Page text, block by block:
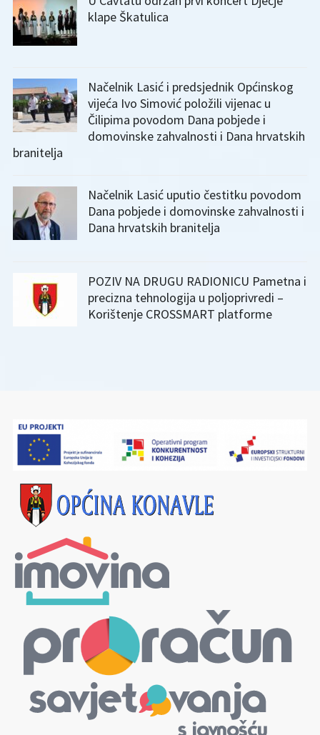
klape Škatulica
Načelnik Lasić i predsjednik Općinskog
vijeća Ivo Simović položili vijenac u
Čilipima povodom Dana pobjede i
domovinske zahvalnosti i Dana hrvatskih
branitelja
Načelnik Lasić uputio čestitku povodom
Dana pobjede i domovinske zahvalnosti i
Dana hrvatskih branitelja
POZIV NA DRUGU RADIONICU Pametna i
precizna tehnologija u poljoprivredi –
Korištenje CROSSMART platforme